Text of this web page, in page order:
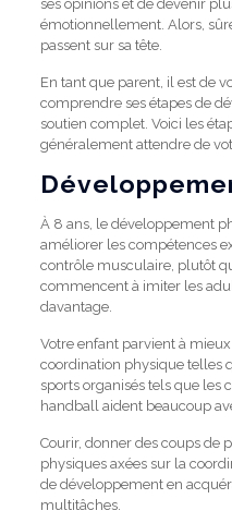
ses opinions et de devenir
émotionnellement. Alors,
passent sur sa tête.
En tant que parent, il est de
comprendre ses étapes de
soutien complet. Voici les
généralement attendre de
À 8 ans, le développement
améliorer les compétences
contrôle musculaire, plutôt
commencent à imiter les
davantage.
Votre enfant parvient à
coordination physique telles
sports organisés tels que les
handball aident beaucoup
Courir, donner des coups de
physiques axées sur la
de développement en
multitâches.